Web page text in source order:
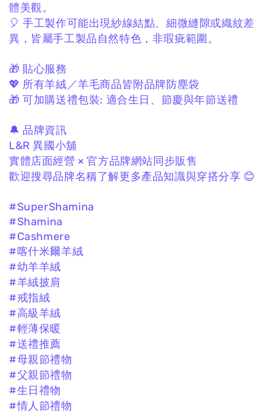
體美觀。
🎈 手工製作可能出現紗線結點、細微縫隙或織紋差
異， 皆屬手工製品自然特色，非瑕疵範圍。
🎁 貼心服務
💖 所有羊絨／羊毛商品皆附品牌防塵袋
🎁 可加購送禮包裝: 適合生日、節慶與年節送禮
🔔 品牌資訊
L&R 異國小舖
實體店面經營 × 官方品牌網站同步販售
歡迎搜尋品牌名稱了解更多產品知識與穿搭分享 😊
#SuperShamina
#Shamina
#Cashmere
#喀什米爾羊絨
#幼羊羊絨
#羊絨披肩
#戒指絨
#高級羊絨
#輕薄保暖
#送禮推薦
#母親節禮物
#父親節禮物
#生日禮物
#情人節禮物